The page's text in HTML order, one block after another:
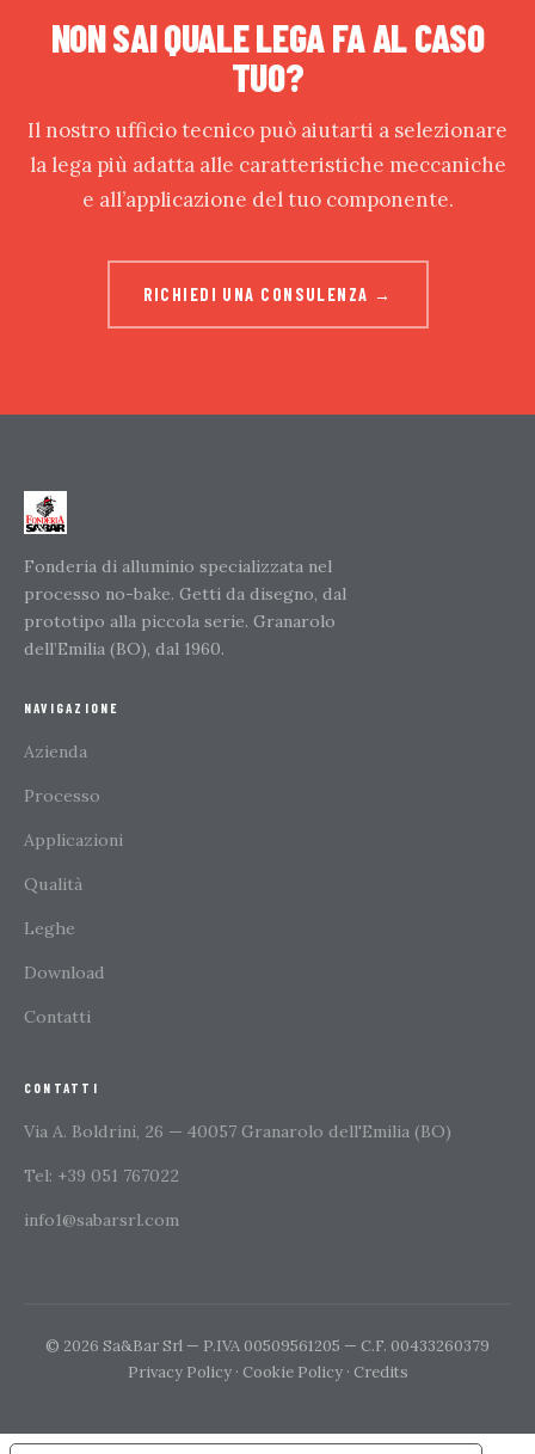
NON SAI QUALE LEGA FA AL CASO
TUO?
Il nostro ufficio tecnico può aiutarti a selezionare
la lega più adatta alle caratteristiche meccaniche
e all’applicazione del tuo componente.
RICHIEDI UNA CONSULENZA →
Fonderia di alluminio specializzata nel
processo no-bake. Getti da disegno, dal
prototipo alla piccola serie. Granarolo
dell’Emilia (BO), dal 1960.
NAVIGAZIONE
Azienda
Processo
Applicazioni
Qualità
Leghe
Download
Contatti
CONTATTI
Via A. Boldrini, 26 — 40057 Granarolo dell'Emilia (BO)
Tel: +39 051 767022
info1@sabarsrl.com
© 2026 Sa&Bar Srl — P.IVA 00509561205 — C.F. 00433260379
Privacy Policy· Cookie Policy· Credits